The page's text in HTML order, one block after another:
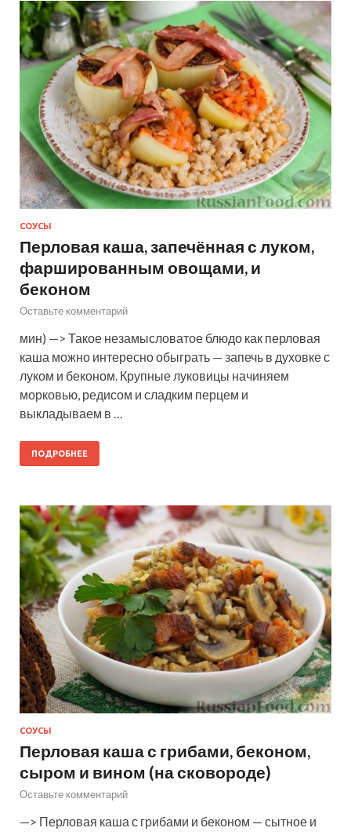
СОУСЫ
Перловая каша, запечённая с луком,
фаршированным овощами, и
беконом
Оставьте комментарий
мин) —> Такое незамысловатое блюдо как перловая
каша можно интересно обыграть — запечь в духовке с
луком и беконом. Крупные луковицы начиняем
морковью, редисом и сладким перцем и
выкладываем в …
ПОДРОБНЕЕ
СОУСЫ
Перловая каша с грибами, беконом,
сыром и вином (на сковороде)
Оставьте комментарий
—> Перловая каша с грибами и беконом — сытное и